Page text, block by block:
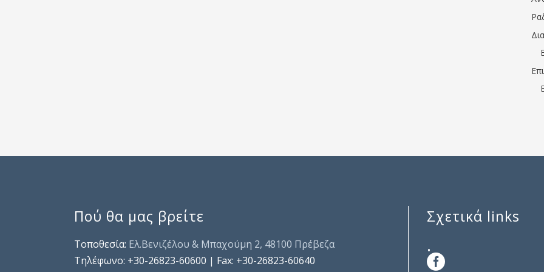
Πού θα μας βρείτε
Τοποθεσία: Ελ.Βενιζέλου & Μπαχούμη 2, 48100 Πρέβεζα
Τηλέφωνo: +30-26823-60600 | Fax: +30-26823-60640
Σχετικά links
.